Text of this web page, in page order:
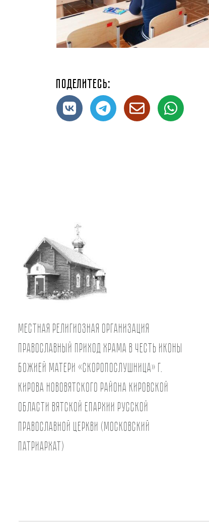
Поделитесь:
Местная религиозная организация
православный Приход храма в честь иконы
Божией Матери «Скоропослушница» г.
Кирова Нововятского района Кировской
области Вятской Епархии Русской
Православной Церкви (Московский
Патриархат)